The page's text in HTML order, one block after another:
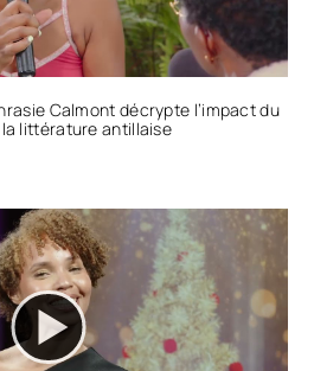
Calmont décrypte l’impact du
la littérature antillaise